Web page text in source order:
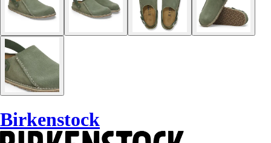
Birkenstock